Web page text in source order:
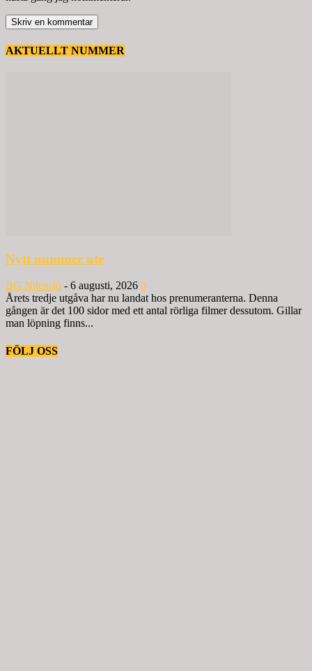
AKTUELLT NUMMER
Nytt nummer ute
BG Nilensjö - 6 augusti, 2026 0
Årets tredje utgåva har nu landat hos prenumeranterna. Denna
gången är det 100 sidor med ett antal rörliga filmer dessutom. Gillar
man löpning finns...
FÖLJ OSS